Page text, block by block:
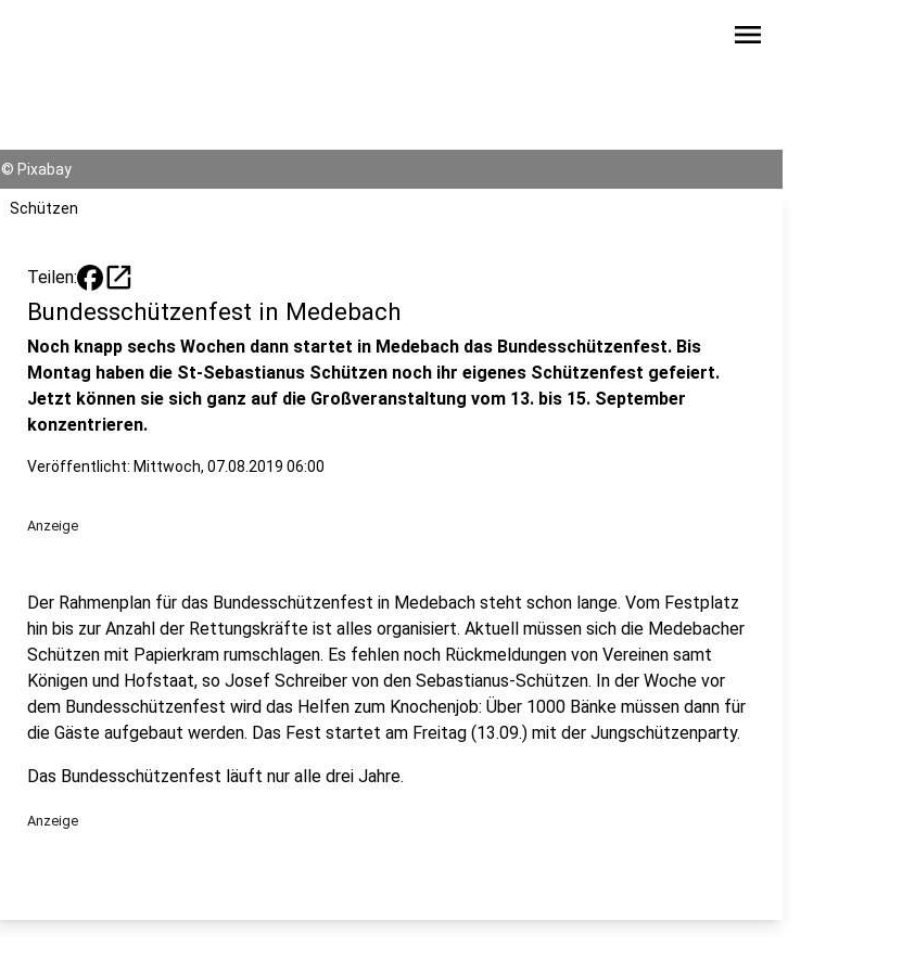
menu
© Pixabay
Schützen
Teilen: open_in_new
Bundesschützenfest in Medebach
Noch knapp sechs Wochen dann startet in Medebach das Bundesschützenfest. Bis
Montag haben die St-Sebastianus Schützen noch ihr eigenes Schützenfest gefeiert.
Jetzt können sie sich ganz auf die Großveranstaltung vom 13. bis 15. September
konzentrieren.
Veröffentlicht: Mittwoch, 07.08.2019 06:00
Anzeige
Der Rahmenplan für das Bundesschützenfest in Medebach steht schon lange. Vom Festplatz
hin bis zur Anzahl der Rettungskräfte ist alles organisiert. Aktuell müssen sich die Medebacher
Schützen mit Papierkram rumschlagen. Es fehlen noch Rückmeldungen von Vereinen samt
Königen und Hofstaat, so Josef Schreiber von den Sebastianus-Schützen. In der Woche vor
dem Bundesschützenfest wird das Helfen zum Knochenjob: Über 1000 Bänke müssen dann für
die Gäste aufgebaut werden. Das Fest startet am Freitag (13.09.) mit der Jungschützenparty.
Das Bundesschützenfest läuft nur alle drei Jahre.
Anzeige